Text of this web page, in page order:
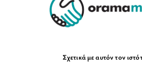
Σχετικά με αυτόν τον